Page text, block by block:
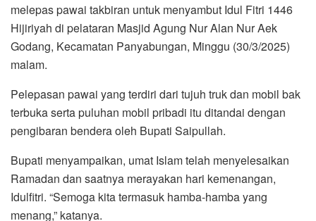
melepas pawai takbiran untuk menyambut Idul Fitri 1446
Hijiriyah di pelataran Masjid Agung Nur Alan Nur Aek
Godang, Kecamatan Panyabungan, Minggu (30/3/2025)
malam.
Pelepasan pawai yang terdiri dari tujuh truk dan mobil bak
terbuka serta puluhan mobil pribadi itu ditandai dengan
pengibaran bendera oleh Bupati Saipullah.
Bupati menyampaikan, umat Islam telah menyelesaikan
Ramadan dan saatnya merayakan hari kemenangan,
Idulfitri. “Semoga kita termasuk hamba-hamba yang
menang,” katanya.